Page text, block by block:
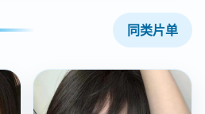
同类片单